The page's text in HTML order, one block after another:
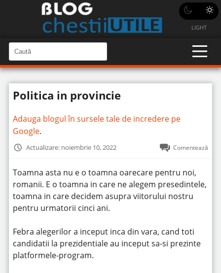
LIGHT
a
u
t
n
C
a
u
î
n
t
Politica in provincie
Adauga blogul în sursele tale de incredere pe
Google.
Actualizare: noiembrie 10, 2022 Comentează
Toamna asta nu e o toamna oarecare pentru noi,
romanii. E o toamna in care ne alegem presedintele,
toamna in care decidem asupra viitorului nostru
pentru urmatorii cinci ani.
Febra alegerilor a inceput inca din vara, cand toti
candidatii la prezidentiale au inceput sa-si prezinte
platformele-program.